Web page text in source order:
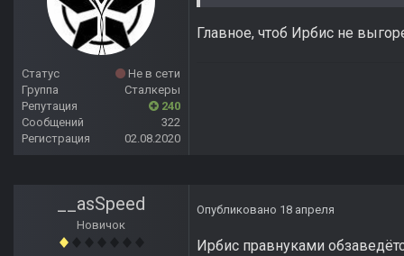
Статус
Не в сети
Группа
Сталкеры
Репутация
240
Сообщений
322
Регистрация
02.08.2020
Главное, чтоб Ирбис не
__asSpeed
Новичок
Опубликовано 18 апреля
Ирбис правнуками